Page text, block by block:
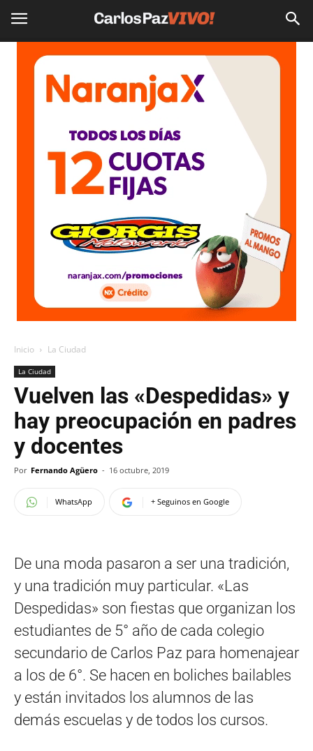
Inicio La Ciudad
La Ciudad
Vuelven las «Despedidas» y
hay preocupación en padres
y docentes
Por Fernando Agüero - 16 octubre, 2019
WhatsApp + Seguinos en Google
De una moda pasaron a ser una tradición,
y una tradición muy particular. «Las
Despedidas» son fiestas que organizan los
estudiantes de 5° año de cada colegio
secundario de Carlos Paz para homenajear
a los de 6°. Se hacen en boliches bailables
y están invitados los alumnos de las
demás escuelas y de todos los cursos.